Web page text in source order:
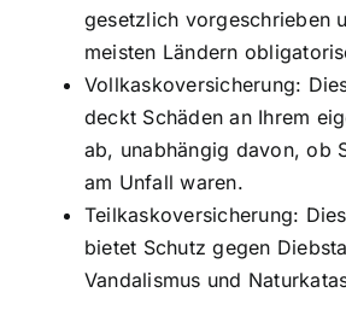
gesetzlich vorgeschrieben
meisten Ländern
Vollkaskoversicherung:
deckt Schäden an Ihrem
ab, unabhängig davon, ob
am Unfall waren.
Teilkaskoversicherung:
bietet Schutz gegen
Vandalismus und